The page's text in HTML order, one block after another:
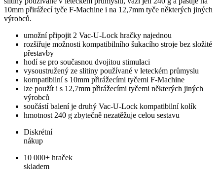
10mm přirážecí tyče F-Machine i na 12,7mm tyče některých jiných
výrobců.
umožní připojit 2 Vac-U-Lock hračky najednou
rozšiřuje možnosti kompatibilního šukacího stroje bez složité
přestavby
hodí se pro současnou dvojitou stimulaci
vysoustružený ze slitiny používané v leteckém průmyslu
kompatibilní s 10mm přirážecími tyčemi F-Machine
lze použít i s 12,7mm přirážecími tyčemi některých jiných
výrobců
součástí balení je druhý Vac-U-Lock kompatibilní kolík
hmotnost 240 g zbytečně nezatěžuje celou sestavu
Diskrétní
nákup
10 000+ hraček
skladem